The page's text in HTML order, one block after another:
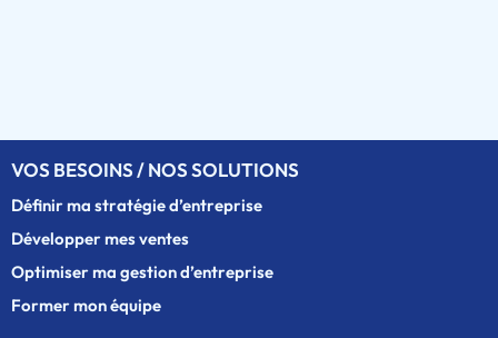
VOS BESOINS / NOS SOLUTIONS
Définir ma stratégie d’entreprise
Développer mes ventes
Optimiser ma gestion d’entreprise
Former mon équipe